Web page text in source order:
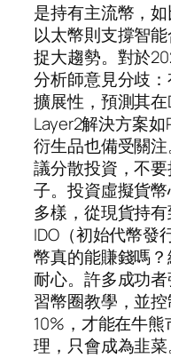
是持有主流幣，
以太幣則支撐智
捉大趨勢。對於
分析師意見分歧：
擴展性，預測其
Layer2解決方案
衍生品也備受關
議分散投資，不
子。投資虛擬貨
多樣，從現貨持
IDO（初始代幣發
幣真的能賺錢嗎
耐心。許多成功
習幣圈教學，並
10%，才能在牛
理，只會成為韭菜